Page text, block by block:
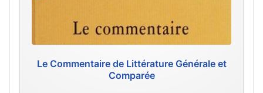
Le Commentaire de Littérature Générale et
Comparée